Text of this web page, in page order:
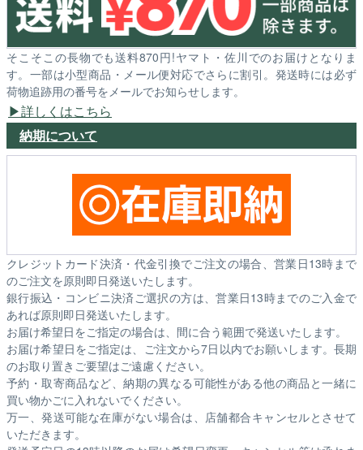
そこそこの長物でも送料870円!ヤマト・佐川でのお届けとなりま
す。一部は小型商品・メール便対応でさらに割引。発送時には必ず
荷物追跡用の番号をメールでお知らせします。
詳しくはこちら
納期について
クレジットカード決済・代金引換でご注文の場合、営業日13時まで
のご注文を原則即日発送いたします。
銀行振込・コンビニ決済ご選択の方は、営業日13時までのご入金で
あれば原則即日発送いたします。
お届け希望日をご指定の場合は、間に合う範囲で発送いたします。
お届け希望日をご指定は、ご注文から7日以内でお願いします。長期
のお取り置きご要望はご遠慮ください。
予約・取寄商品など、納期の異なる可能性がある他の商品と一緒に
買い物かごに入れないでください。
万一、発送可能な在庫がない場合は、店舗都合キャンセルとさせて
いただきます。